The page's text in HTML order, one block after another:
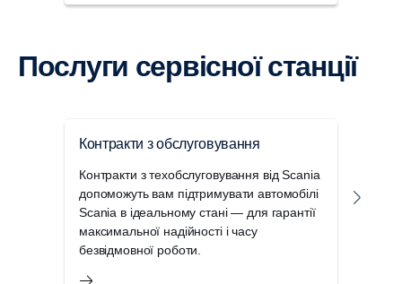
Послуги сервісної станції
Контракти з обслуговування
Контракти з техобслуговування від Scania
допоможуть вам підтримувати автомобілі
Scania в ідеальному стані — для гарантії
максимальної надійності і часу
безвідмовної роботи.